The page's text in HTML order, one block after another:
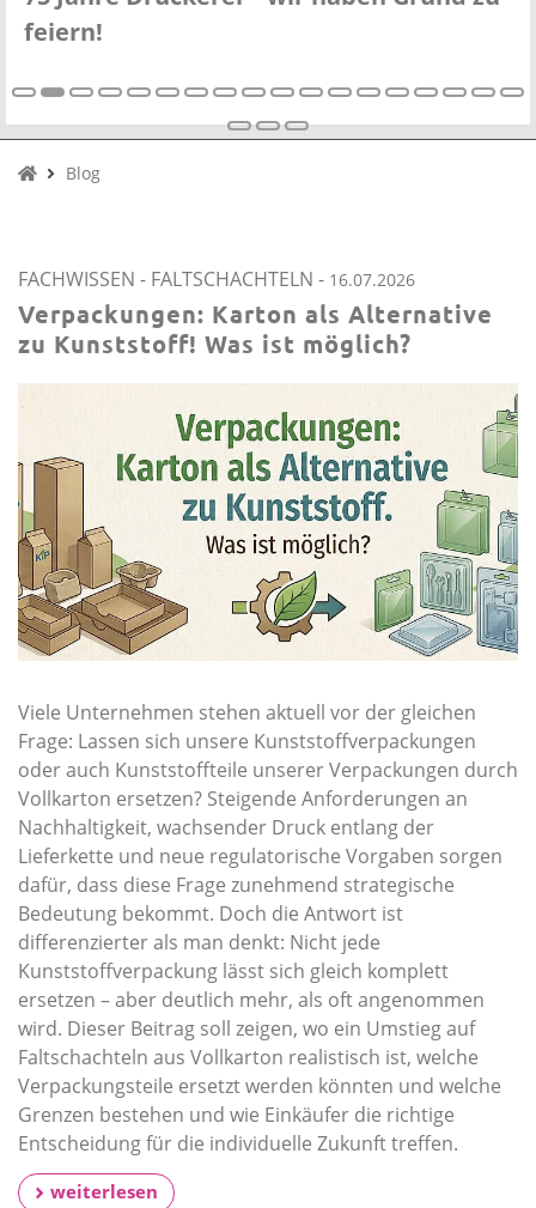
Verpackungen?
Blog
FACHWISSEN - FALTSCHACHTELN - 16.07.2026
Verpackungen: Karton als Alternative
zu Kunststoff! Was ist möglich?
Viele Unternehmen stehen aktuell vor der gleichen
Frage: Lassen sich unsere Kunststoffverpackungen
oder auch Kunststoffteile unserer Verpackungen durch
Vollkarton ersetzen? Steigende Anforderungen an
Nachhaltigkeit, wachsender Druck entlang der
Lieferkette und neue regulatorische Vorgaben sorgen
dafür, dass diese Frage zunehmend strategische
Bedeutung bekommt. Doch die Antwort ist
differenzierter als man denkt: Nicht jede
Kunststoffverpackung lässt sich gleich komplett
ersetzen – aber deutlich mehr, als oft angenommen
wird. Dieser Beitrag soll zeigen, wo ein Umstieg auf
Faltschachteln aus Vollkarton realistisch ist, welche
Verpackungsteile ersetzt werden könnten und welche
Grenzen bestehen und wie Einkäufer die richtige
Entscheidung für die individuelle Zukunft treffen.
weiterlesen